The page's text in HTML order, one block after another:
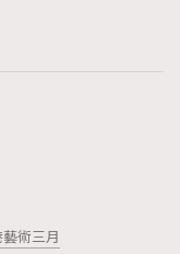
術三月